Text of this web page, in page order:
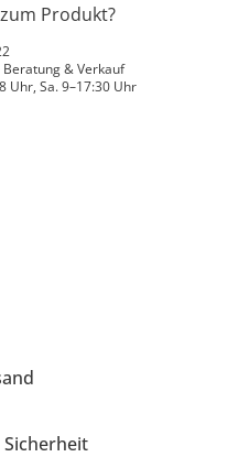
Produkt?
& Verkauf
Uhr, Sa. 9–17:30 Uhr